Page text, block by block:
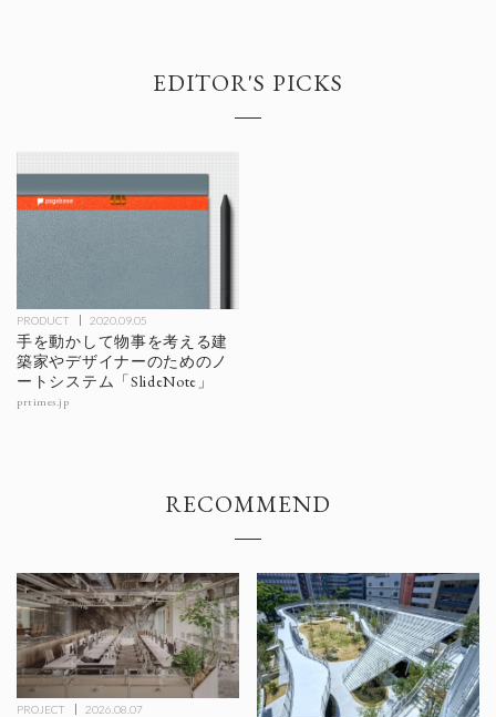
EDITOR'S PICKS
PRODUCT 2020.09.05
手を動かして物事を考える建
築家やデザイナーのためのノ
ートシステム「SlideNote」
prtimes.jp
RECOMMEND
PROJECT 2026.08.07